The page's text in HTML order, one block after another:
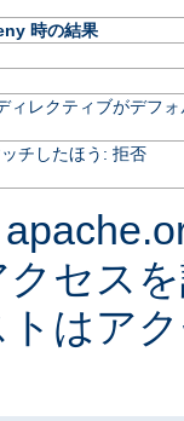
時の結果
ィレクティブがデフ
チしたほう: 拒否
セス
はア